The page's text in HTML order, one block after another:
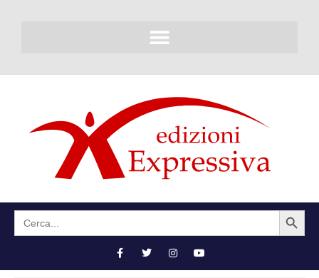
Search
for:
SEARCH BUTTON